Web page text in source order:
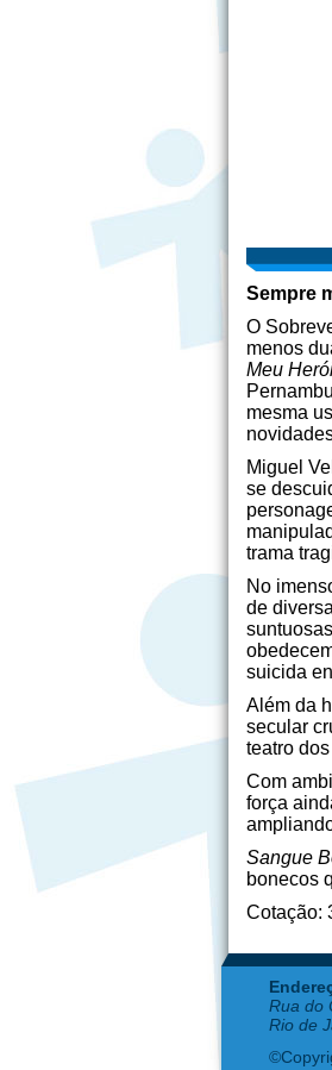
Sempre
O
menos
Meu
mesma
Miguel
se
trama
No
de
suicida
Além da
secular
teatro
Com
força
Sangue
bonecos
Cotação:
Rua do
Rio de